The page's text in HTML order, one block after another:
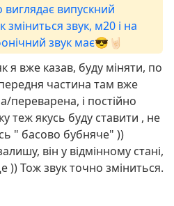
випускний
зміниться звук, м20 і на
звук має😎🤘🏻
я вже казав, буду міняти, по
частина там вже
переварена, і постійно
теж якусь буду ставити , не
" басово бубняче" ))
він у відмінному стані,
)) Тож звук точно зміниться.